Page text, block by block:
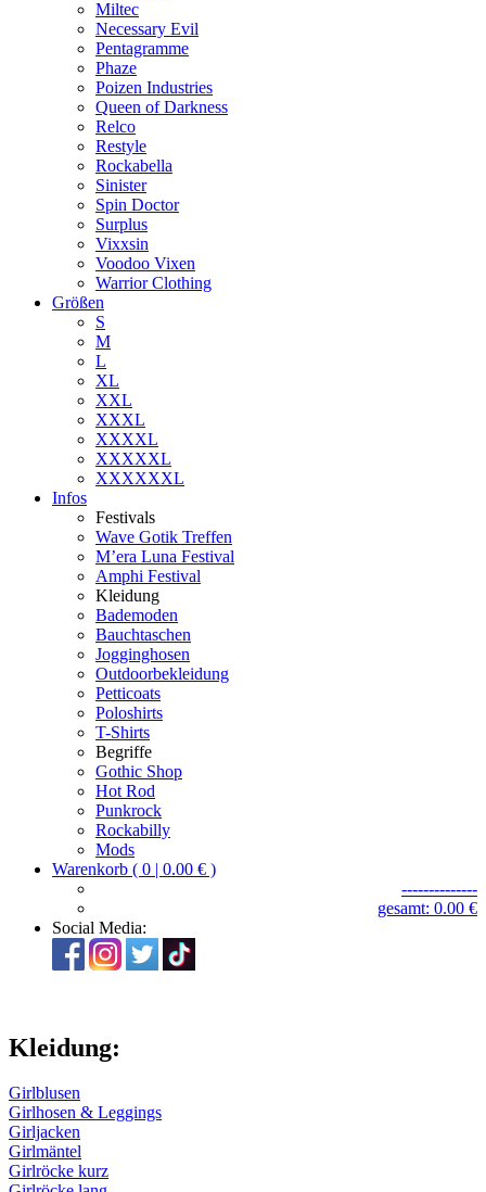
Miltec
Necessary Evil
Pentagramme
Phaze
Poizen Industries
Queen of Darkness
Relco
Restyle
Rockabella
Sinister
Spin Doctor
Surplus
Vixxsin
Voodoo Vixen
Warrior Clothing
Größen
S
M
L
XL
XXL
XXXL
XXXXL
XXXXXL
XXXXXXL
Infos
Festivals
Wave Gotik Treffen
M’era Luna Festival
Amphi Festival
Kleidung
Bademoden
Bauchtaschen
Jogginghosen
Outdoorbekleidung
Petticoats
Poloshirts
T-Shirts
Begriffe
Gothic Shop
Hot Rod
Punkrock
Rockabilly
Mods
Warenkorb ( 0 | 0.00 € )
--------------
gesamt: 0.00 €
Social Media:
Kleidung:
Girlblusen
Girlhosen & Leggings
Girljacken
Girlmäntel
Girlröcke kurz